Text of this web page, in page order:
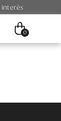
interés
0